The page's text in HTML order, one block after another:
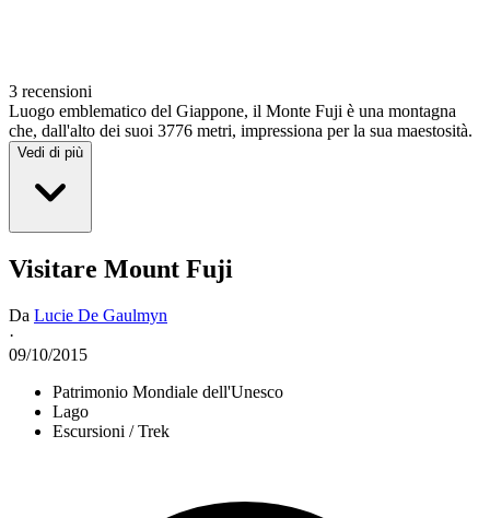
3 recensioni
Luogo emblematico del Giappone, il Monte Fuji è una montagna
che, dall'alto dei suoi 3776 metri, impressiona per la sua maestosità.
Vedi di più
Visitare Mount Fuji
Da Lucie De Gaulmyn
·
09/10/2015
Patrimonio Mondiale dell'Unesco
Lago
Escursioni / Trek